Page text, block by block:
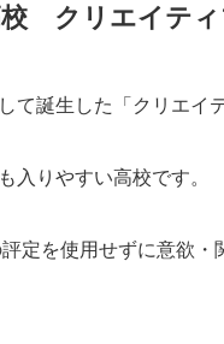
クリエイテ
て誕生した「クリエイ
入りやすい高校です。
定を使用せずに意欲